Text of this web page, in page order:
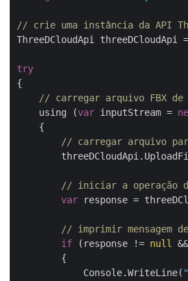
// crie uma instância da API
ThreeDCloudApi threeDCloudApi =
try
{
// carregar arquivo FBX
    using (
var inputStream =
    {
// carregar arquivo para
// iniciar a operação
var response =
// imprimir mensagem
if (response != null
        {
            Console.WriteLine(